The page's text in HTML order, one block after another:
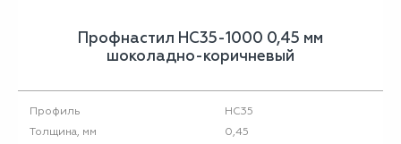
Профнастил НС35-1000 0,45 мм
шоколадно-коричневый
Профиль
НС35
Толщина, мм
0,45